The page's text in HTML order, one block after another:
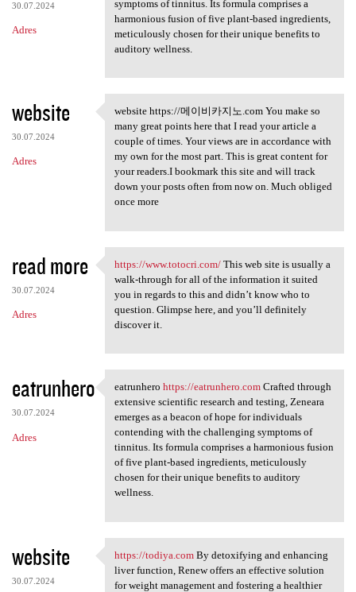
30.07.2024
Adres
symptoms of tinnitus. Its formula comprises a
harmonious fusion of five plant-based ingredients,
meticulously chosen for their unique benefits to
auditory wellness.
website
30.07.2024
Adres
website https://메이비카지노.com
website https://메이비카지노.com You make so
many great points here that I read your article a
couple of times. Your views are in accordance with
my own for the most part. This is great content for
your readers.I bookmark this site and will track
down your posts often from now on. Much obliged
once more
read more
30.07.2024
Adres
https://www.totocri.com/ This
https://www.totocri.com/This web site is usually a
walk-through for all of the information it suited
you in regards to this and didn’t know who to
question. Glimpse here, and you’ll definitely
discover it.
eatrunhero
30.07.2024
Adres
eatrunhero https:/
eatrunhero https://eatrunhero.comCrafted through
extensive scientific research and testing, Zeneara
emerges as a beacon of hope for individuals
contending with the challenging symptoms of
tinnitus. Its formula comprises a harmonious fusion
of five plant-based ingredients, meticulously
chosen for their unique benefits to auditory
wellness.
website
30.07.2024
https://todiya.com By
https://todiya.comBy detoxifying and enhancing
liver function, Renew offers an effective solution
for weight management and fostering a healthier